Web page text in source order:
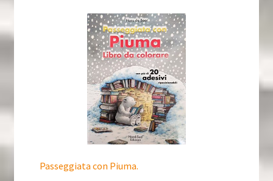
Passeggiata con Piuma.